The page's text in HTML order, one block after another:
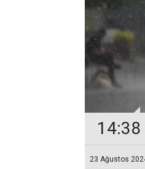
14:38
23 Ağustos